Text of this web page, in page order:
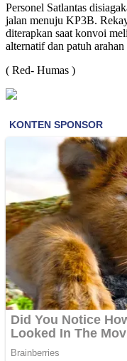
Personel Satlantas
jalan menuju KP3B.
diterapkan saat konvoi
alternatif dan patuh arahan
( Red- Humas )